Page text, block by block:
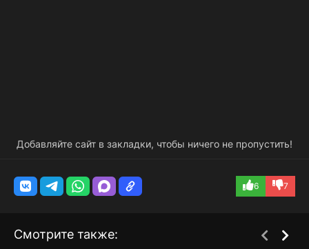
Добавляйте сайт в закладки, чтобы ничего не пропустить!
6 7
Смотрите также: